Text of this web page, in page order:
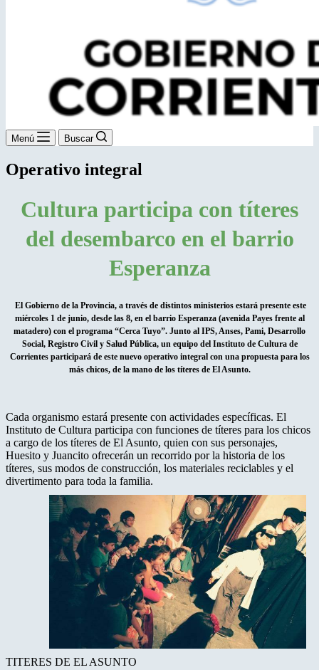
Menú Buscar
Operativo integral
Cultura participa con títeres
del desembarco en el barrio
Esperanza
El Gobierno de la Provincia, a través de distintos ministerios estará presente este
miércoles 1 de junio, desde las 8, en el barrio Esperanza (avenida Payes frente al
matadero) con el programa “Cerca Tuyo”. Junto al IPS, Anses, Pami, Desarrollo
Social, Registro Civil y Salud Pública, un equipo del Instituto de Cultura de
Corrientes participará de este nuevo operativo integral con una propuesta para los
más chicos, de la mano de los títeres de El Asunto.
Cada organismo estará presente con actividades específicas. El
Instituto de Cultura participa con funciones de títeres para los chicos
a cargo de los títeres de El Asunto, quien con sus personajes,
Huesito y Juancito ofrecerán un recorrido por la historia de los
títeres, sus modos de construcción, los materiales reciclables y el
divertimento para toda la familia.
TITERES DE EL ASUNTO